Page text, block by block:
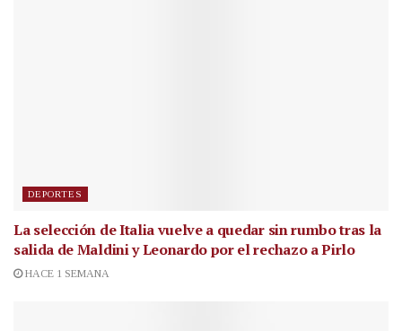
DEPORTES
La selección de Italia vuelve a quedar sin rumbo tras la
salida de Maldini y Leonardo por el rechazo a Pirlo
HACE 1 SEMANA